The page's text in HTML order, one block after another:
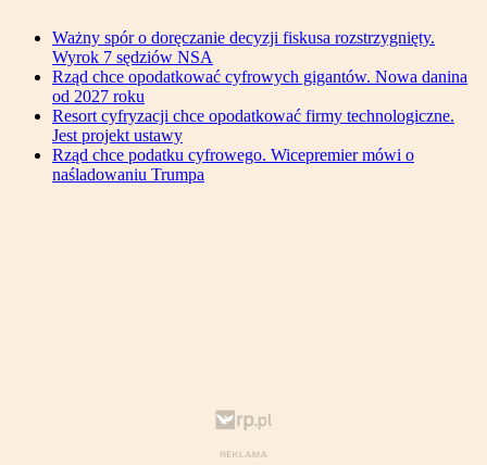
Ważny spór o doręczanie decyzji fiskusa rozstrzygnięty.
Wyrok 7 sędziów NSA
Rząd chce opodatkować cyfrowych gigantów. Nowa danina
od 2027 roku
Resort cyfryzacji chce opodatkować firmy technologiczne.
Jest projekt ustawy
Rząd chce podatku cyfrowego. Wicepremier mówi o
naśladowaniu Trumpa